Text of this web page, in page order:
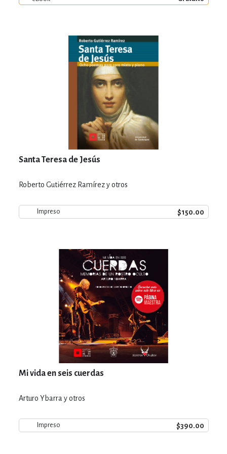
Santa Teresa de Jesús
Roberto Gutiérrez Ramírez y otros
Impreso $150.00
Mi vida en seis cuerdas
Arturo Ybarra y otros
Impreso $390.00